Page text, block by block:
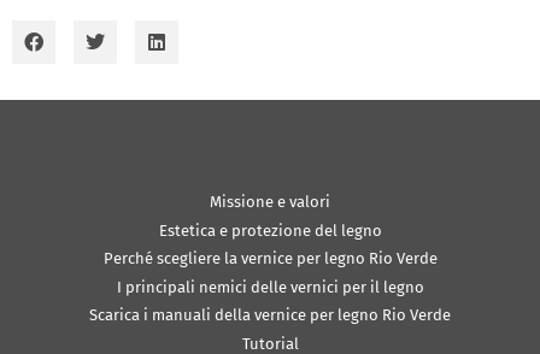
Missione e valori
Estetica e protezione del legno
Perché scegliere la vernice per legno Rio Verde
I principali nemici delle vernici per il legno
Scarica i manuali della vernice per legno Rio Verde
Tutorial